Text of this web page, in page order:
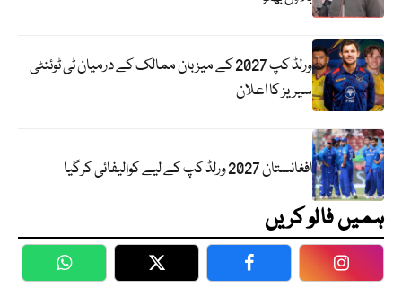
ورلڈ کپ 2027 کے میزبان ممالک کے درمیان ٹی ٹوئنٹی
سیریز کا اعلان
افغانستان 2027 ورلڈ کپ کے لیے کوالیفائی کرگیا
ہمیں فالو کریں
WhatsApp Twitter Facebook